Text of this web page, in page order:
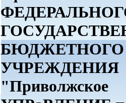
БЮДЖЕТНОГО
УЧРЕЖДЕНИЯ
"Приволжское